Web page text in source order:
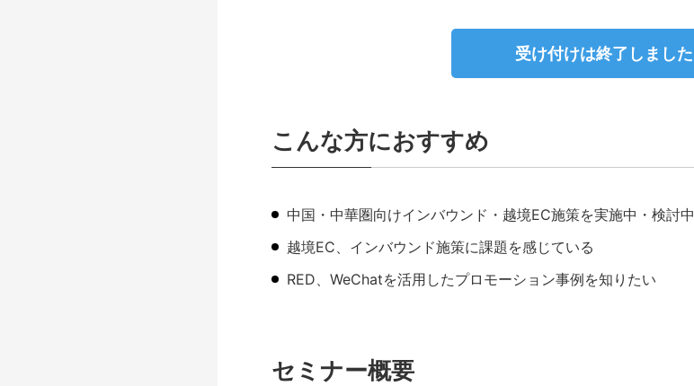
受け付けは終了しました
こんな方におすすめ
中国・中華圏向けインバウンド・越境EC施策を実施中・検討中
越境EC、インバウンド施策に課題を感じている
RED、WeChatを活用したプロモーション事例を知りたい
セミナー概要